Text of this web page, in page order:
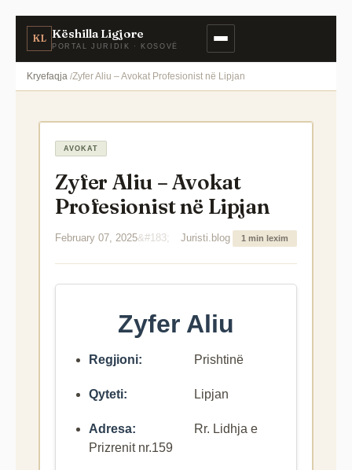
KL Këshilla Ligjore
PORTAL JURIDIK · KOSOVË
Kryefaqja Zyfer Aliu – Avokat Profesionist në Lipjan
AVOKAT
Zyfer Aliu – Avokat
Profesionist në Lipjan
February 07, 2025 Juristi.blog 1 min lexim
Zyfer Aliu
Regjioni: Prishtinë
Qyteti: Lipjan
Adresa:
Rr. Lidhja e
Prizrenit nr.159